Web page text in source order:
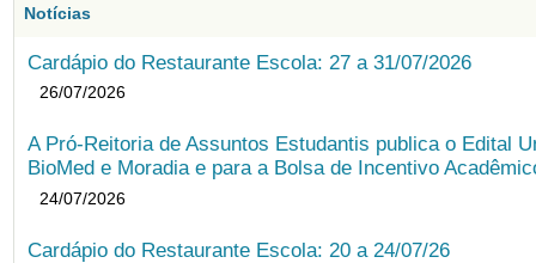
Notícias
Cardápio do Restaurante Escola: 27 a 31/07/2026
26/07/2026
A Pró-Reitoria de Assuntos Estudantis publica o Edital
BioMed e Moradia e para a Bolsa de Incentivo
24/07/2026
Cardápio do Restaurante Escola: 20 a 24/07/26